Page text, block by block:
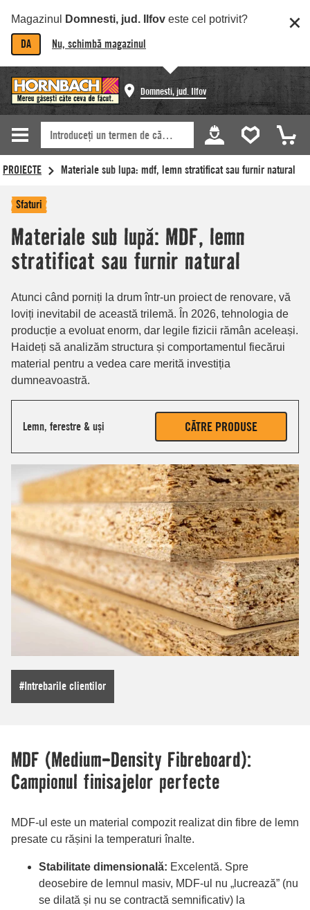
Magazinul Domnesti, jud. Ilfov este cel potrivit?
DA Nu, schimbă magazinul
Domnesti, jud. Ilfov